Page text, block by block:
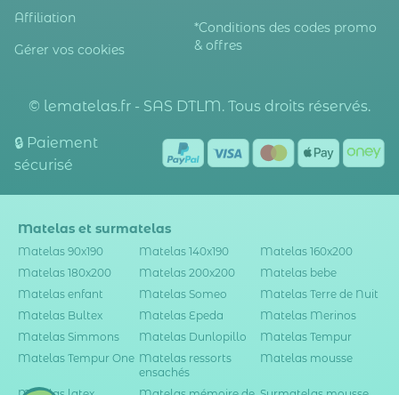
Affiliation
Gérer vos cookies
*Conditions des codes promo
& offres
© lematelas.fr - SAS DTLM. Tous droits réservés.
🔒 Paiement
sécurisé
Matelas et surmatelas
Matelas 90x190 Matelas 140x190
Matelas 160x200
Matelas 180x200
Matelas 200x200
Matelas bebe
Matelas enfant
Matelas Someo
Matelas Terre de Nuit
Matelas Bultex
Matelas Epeda
Matelas Merinos
Matelas Simmons
Matelas Dunlopillo
Matelas Tempur
Matelas Tempur One Matelas ressorts
ensachés
Matelas mousse